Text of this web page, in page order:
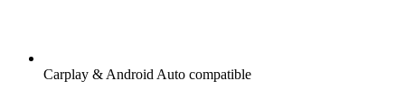
Carplay & Android Auto compatible